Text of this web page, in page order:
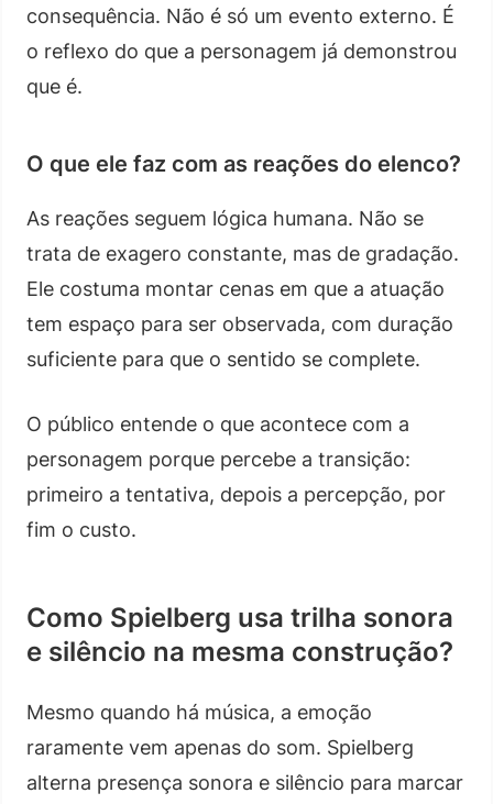
consequência. Não é só um evento externo. É
o reflexo do que a personagem já demonstrou
que é.
O que ele faz com as reações do elenco?
As reações seguem lógica humana. Não se
trata de exagero constante, mas de gradação.
Ele costuma montar cenas em que a atuação
tem espaço para ser observada, com duração
suficiente para que o sentido se complete.
O público entende o que acontece com a
personagem porque percebe a transição:
primeiro a tentativa, depois a percepção, por
fim o custo.
Como Spielberg usa trilha sonora
e silêncio na mesma construção?
Mesmo quando há música, a emoção
raramente vem apenas do som. Spielberg
alterna presença sonora e silêncio para marcar